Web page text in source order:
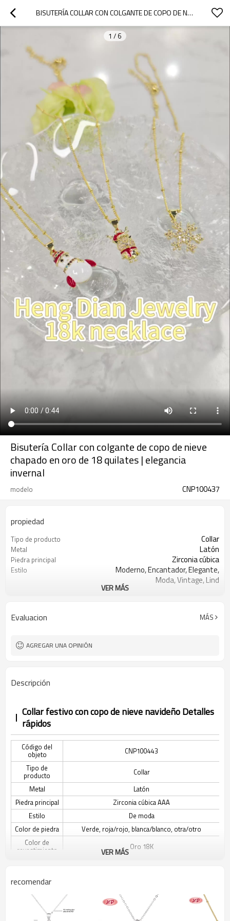
BISUTERÍA COLLAR CON COLGANTE DE COPO DE NIEVE CHAPADO EN ORO DE 18 QUILATES | ELEGANCIA INVERNAL
1 / 6
Bisutería Collar con colgante de copo de nieve
chapado en oro de 18 quilates | elegancia
invernal
modelo CNP100437
propiedad
Tipo de producto Collar
Metal Latón
Piedra principal Zirconia cúbica
Estilo
Moderno, Encantador, Elegante,
Moda, Vintage, Lind
3-7 días
VER MÁS
Evaluacion MÁS
AGREGAR UNA OPINIÓN
Descripción
Collar festivo con copo de nieve navideño Detalles
rápidos
Código del
objeto
CNP100443
Tipo de
producto
Collar
Metal
Latón
Piedra principal
Zirconia cúbica AAA
Estilo
De moda
Color de piedra
Verde, roja/rojo, blanca/blanco, otra/otro
Color de
revestimiento
Oro 18K
Collar festivo con copo de nieve navideño
Descripción
VER MÁS
recomendar